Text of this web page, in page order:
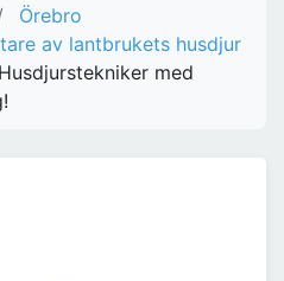
Örebro
av lantbrukets husdjur
med